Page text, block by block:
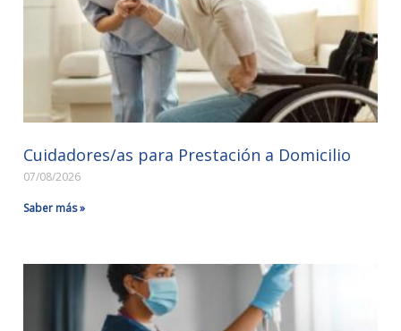
Cuidadores/as para Prestación a Domicilio
07/08/2026
Saber más »